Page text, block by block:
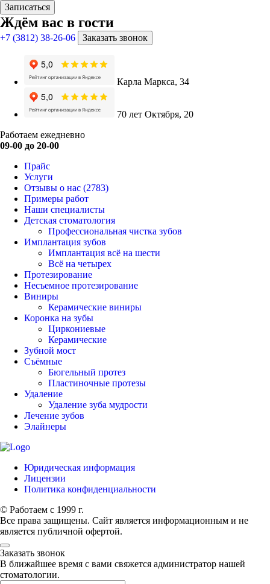
Записаться
Ждём вас в гости
+7 (3812) 38-26-06 Заказать звонок
Карла Маркса, 34
70 лет Октября, 20
Работаем ежедневно
09-00 до 20-00
Прайс
Услуги
Отзывы о нас (2783)
Примеры работ
Наши специалисты
Детская стоматология
Профессиональная чистка зубов
Имплантация зубов
Имплантация всё на шести
Всё на четырех
Протезирование
Несъемное протезирование
Виниры
Керамические виниры
Коронка на зубы
Циркониевые
Керамические
Зубной мост
Съёмные
Бюгельный протез
Пластиночные протезы
Удаление
Удаление зуба мудрости
Лечение зубов
Элайнеры
Юридическая информация
Лицензии
Политика конфиденциальности
© Работаем с 1999 г.
Все права защищены. Сайт является информационным и не
является публичной офертой.
Заказать звонок
В ближайшее время с вами свяжется администратор нашей
стоматологии.